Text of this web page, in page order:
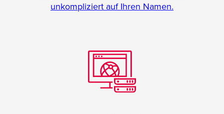
unkompliziert auf Ihren Namen.